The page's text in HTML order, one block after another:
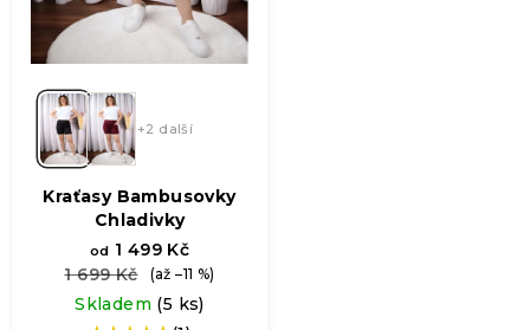
+2 další
Kraťasy Bambusovky
Chladivky
od 1 499 Kč
1 699 Kč
(až –11 %)
Skladem (5 ks)